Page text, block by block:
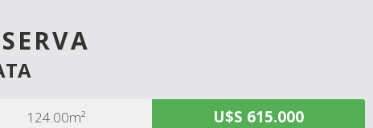
124.00m² U$S 615.000